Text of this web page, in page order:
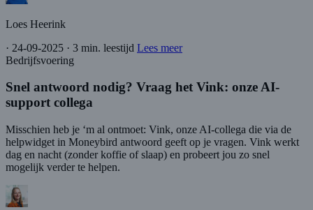
Loes Heerink
· 24-09-2025 · 3 min. leestijd Lees meer
Bedrijfsvoering
Snel antwoord nodig? Vraag het Vink: onze AI-
support collega
Misschien heb je ‘m al ontmoet: Vink, onze AI-collega die via de
helpwidget in Moneybird antwoord geeft op je vragen. Vink werkt
dag en nacht (zonder koffie of slaap) en probeert jou zo snel
mogelijk verder te helpen.